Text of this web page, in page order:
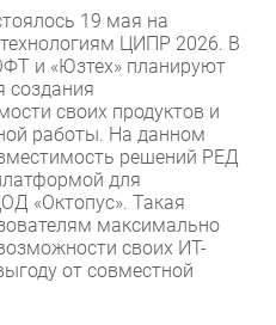
19 мая на
ЦИПР 2026. В
и «Юзтех» планируют
создания
своих продуктов и
работы. На данном
решений РЕД
для
«Октопус». Такая
максимально
своих ИТ-
от совместной